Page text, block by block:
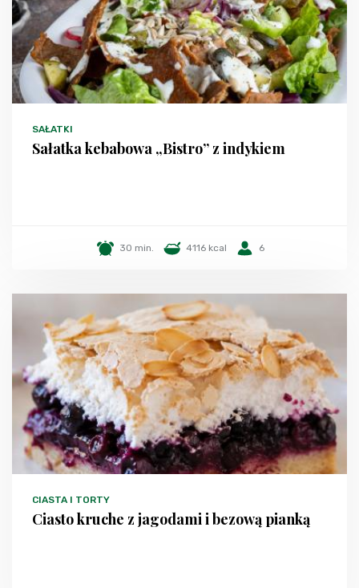
SAŁATKI
Sałatka kebabowa „Bistro” z indykiem
30 min. 4116 kcal 6
CIASTA I TORTY
Ciasto kruche z jagodami i bezową pianką